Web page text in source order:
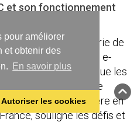
pour améliorer
et obtenir des
En savoir plus
Autoriser les cookies
et son fonctionnement
premier d’une série de
un état des lieux de e-
en France, explique les
logistiques que
pratique génère en
souligne les défis et